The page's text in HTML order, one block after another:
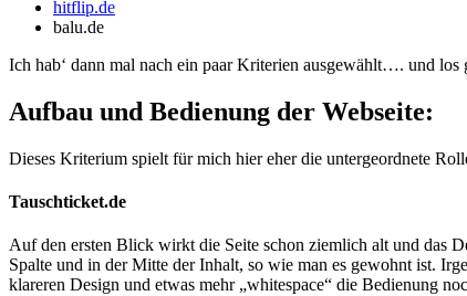
hitflip.de
balu.de
Ich hab‘ dann mal nach ein paar Kriterien ausgewählt…. und los
Aufbau und Bedienung der Webseite:
Dieses Kriterium spielt für mich hier eher die untergeordnete
Tauschticket.de
Auf den ersten Blick wirkt die Seite schon ziemlich alt und das
Spalte und in der Mitte der Inhalt, so wie man es gewohnt ist.
klareren Design und etwas mehr „whitespace“ die Bedienung